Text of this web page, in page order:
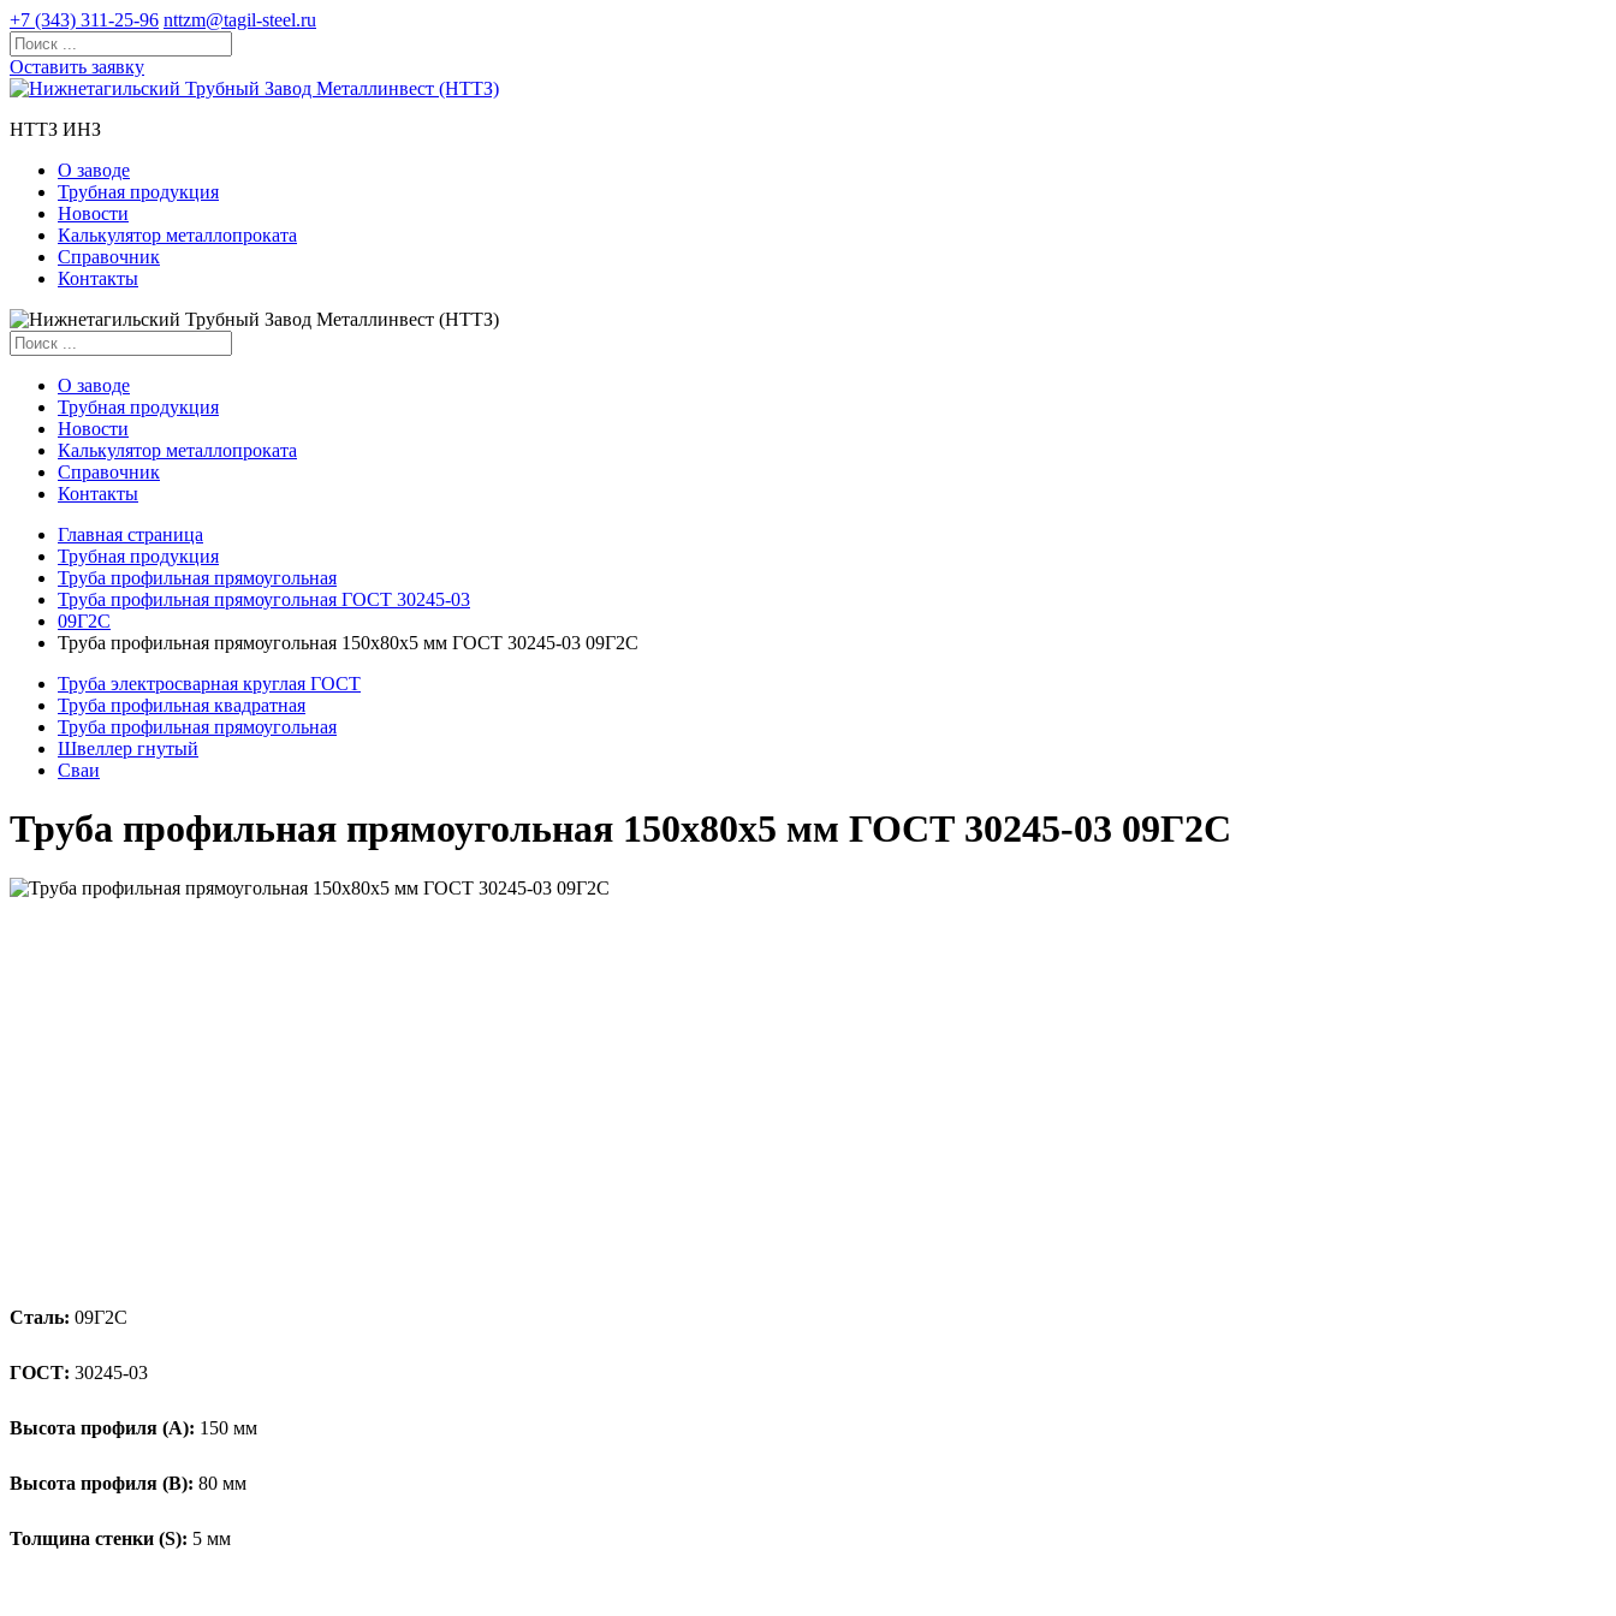
+7 (343) 311-25-96 nttzm@tagil-steel.ru
Оставить заявку
НТТЗ ИНЗ
О заводе
Трубная продукция
Новости
Калькулятор металлопроката
Справочник
Контакты
О заводе
Трубная продукция
Новости
Калькулятор металлопроката
Справочник
Контакты
Главная страница
Трубная продукция
Труба профильная прямоугольная
Труба профильная прямоугольная ГОСТ 30245-03
09Г2С
Труба профильная прямоугольная 150x80x5 мм ГОСТ 30245-03 09Г2С
Труба электросварная круглая ГОСТ
Труба профильная квадратная
Труба профильная прямоугольная
Швеллер гнутый
Сваи
Труба профильная прямоугольная 150x80x5 мм ГОСТ 30245-03 09Г2С
Сталь: 09Г2С
ГОСТ: 30245-03
Высота профиля (А): 150 мм
Высота профиля (B): 80 мм
Толщина стенки (S): 5 мм